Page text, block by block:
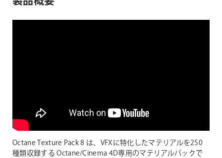
Octane Texture Pack 8 は、VFXに特化したマテリアルを250
種類収録する Octane/Cinema 4D専用のマテリアルパックで